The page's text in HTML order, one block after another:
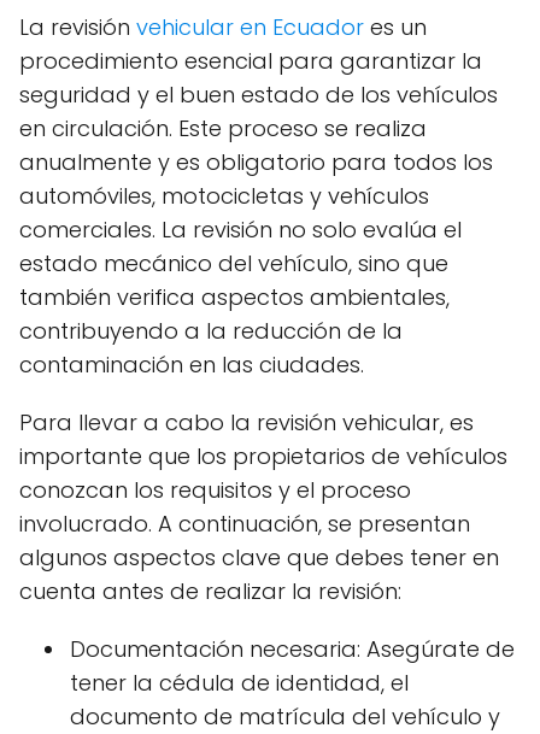
La revisión vehicular en Ecuador es un
procedimiento esencial para garantizar la
seguridad y el buen estado de los vehículos
en circulación. Este proceso se realiza
anualmente y es obligatorio para todos los
automóviles, motocicletas y vehículos
comerciales. La revisión no solo evalúa el
estado mecánico del vehículo, sino que
también verifica aspectos ambientales,
contribuyendo a la reducción de la
contaminación en las ciudades.
Para llevar a cabo la revisión vehicular, es
importante que los propietarios de vehículos
conozcan los requisitos y el proceso
involucrado. A continuación, se presentan
algunos aspectos clave que debes tener en
cuenta antes de realizar la revisión:
Documentación necesaria: Asegúrate de
tener la cédula de identidad, el
documento de matrícula del vehículo y